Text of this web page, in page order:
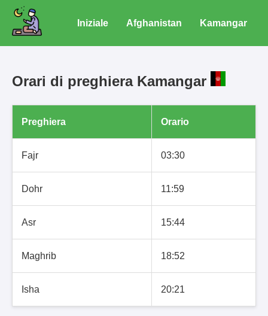
Iniziale Afghanistan Kamangar
Orari di preghiera Kamangar
Preghiera Orario
Fajr 03:30
Dohr 11:59
Asr 15:44
Maghrib 18:52
Isha 20:21